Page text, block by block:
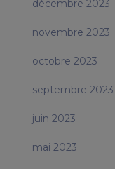
décembre 2023
novembre 2023
octobre 2023
septembre 2023
juin 2023
mai 2023